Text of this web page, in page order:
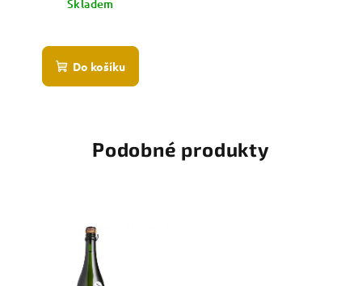
Skladem
Do košíku
Podobné produkty